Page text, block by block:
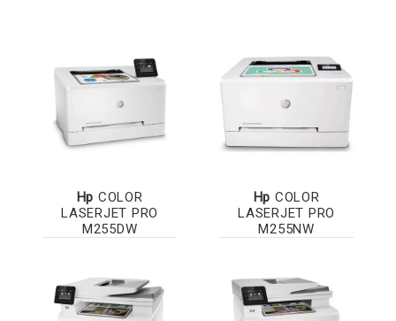
Hp COLOR
LASERJET PRO
M255DW
Hp COLOR
LASERJET PRO
M255NW